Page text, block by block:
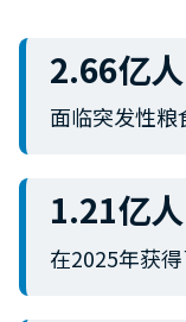
2.66亿人
面临突发性粮
1.21亿人
在2025年获